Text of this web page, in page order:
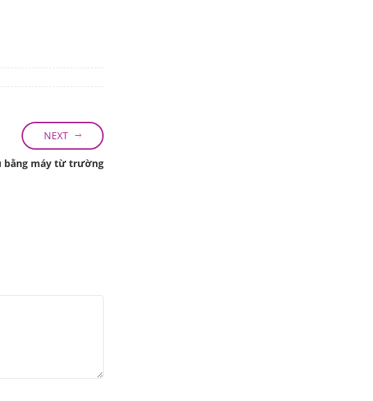
NEXT
bằng máy từ trường